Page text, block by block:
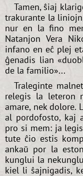
Tamen, ŝiaj
trakurante la
nur en la fino
Natanjon Vera
infano en eĉ plej
ĝenadis lian
de la familio»...
Traleginte
relegis la leteron
amare, nek dolore.
al pordofosto, kaj
pro si mem: ja
tute ĉio estis
ankaŭ por la
kunglui la
kiel li ŝajnigadis,